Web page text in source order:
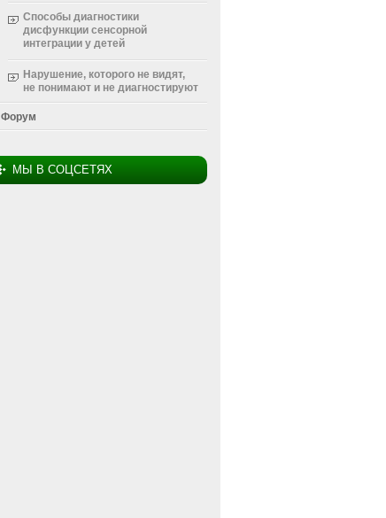
Способы диагностики
дисфункции сенсорной
интеграции у детей
Нарушение, которого не видят,
не понимают и не диагностируют
Форум
МЫ В СОЦСЕТЯХ